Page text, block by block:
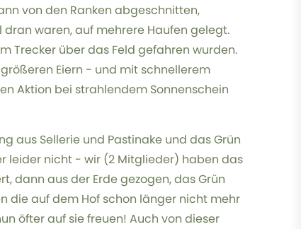
von den Ranken abgeschnitten,
waren, auf mehrere Haufen gelegt.
Trecker über das Feld gefahren wurden.
Eiern - und mit schnellerem
Aktion bei strahlendem Sonnenschein
aus Sellerie und Pastinake und das Grün
leider nicht - wir (2 Mitglieder) haben das
dann aus der Erde gezogen, das Grün
die auf dem Hof schon länger nicht mehr
öfter auf sie freuen! Auch von dieser